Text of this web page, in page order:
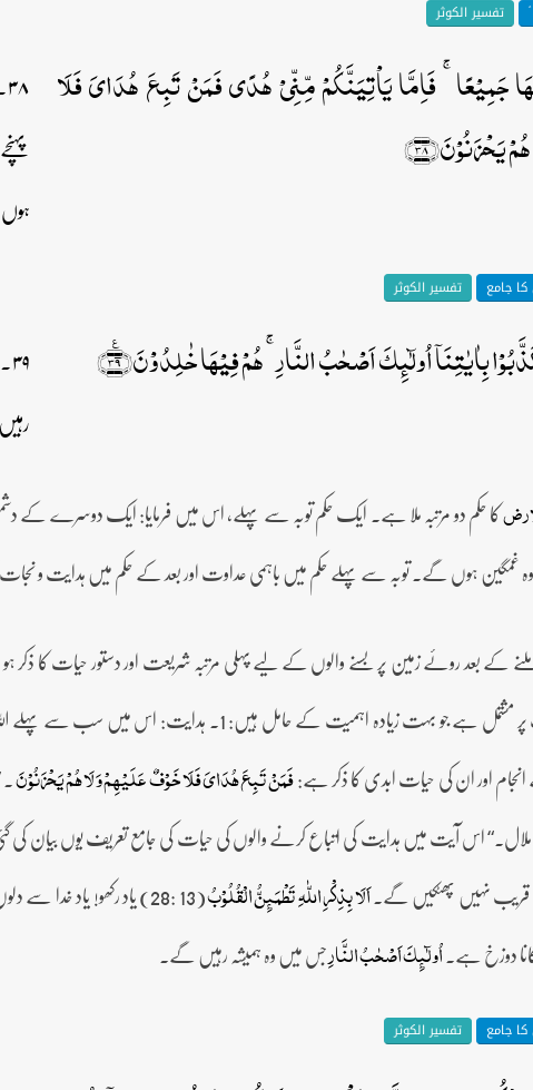
تفسیر الکوثر
جَمِیۡعًا ۚ فَاِمَّا یَاۡتِیَنَّکُمۡ مِّنِّیۡ ہُدًی فَمَنۡ تَبِعَ ہُدَایَ فَلَا
جامع تفسیر الکوثر
بِاٰیٰتِنَاۤ اُولٰٓئِکَ اَصۡحٰبُ النَّارِ ۚ ہُمۡ فِیۡہَا خٰلِدُوۡنَ﴿٪۳۹﴾
کا حکم دو مرتبہ ملا ہے۔ ایک حکم توبہ سے پہلے، اس میں فرمایا: ایک دوسرے کے
غمگین ہوں گے۔ توبہ سے پہلے حکم میں باہمی عداوت اور بعد کے حکم میں ہدایت و
کے بعد روئے زمین پر بسنے والوں کے لیے پہلی مرتبہ شریعت اور دستور حیات کا ذکر
اہمیت کے حامل ہیں: 1۔ ہدایت: اس میں سب سے پہلے اللہ تعالیٰ کی طرف سے ہدایت کا ذکر ہے:
اور ان کی حیات ابدی کا ذکر ہے:فَمَنۡ تَبِعَ ہُدَایَ فَلَا خَوۡفٌ عَلَیۡہِمۡ وَ لَا ہُمۡ یَحۡزَنُوۡنَ
اس آیت میں ہدایت کی اتباع کرنے والوں کی حیات کی جامع تعریف یوں بیان
نہیں پھٹکیں گے۔اَلَا بِذِکۡرِ اللّٰہِ تَطۡمَئِنُّ الۡقُلُوۡبُ
دوزخ ہے۔اُولٰٓئِکَ اَصۡحٰبُ النَّارِجس میں وہ ہمیشہ رہیں گے۔
جامع تفسیر الکوثر